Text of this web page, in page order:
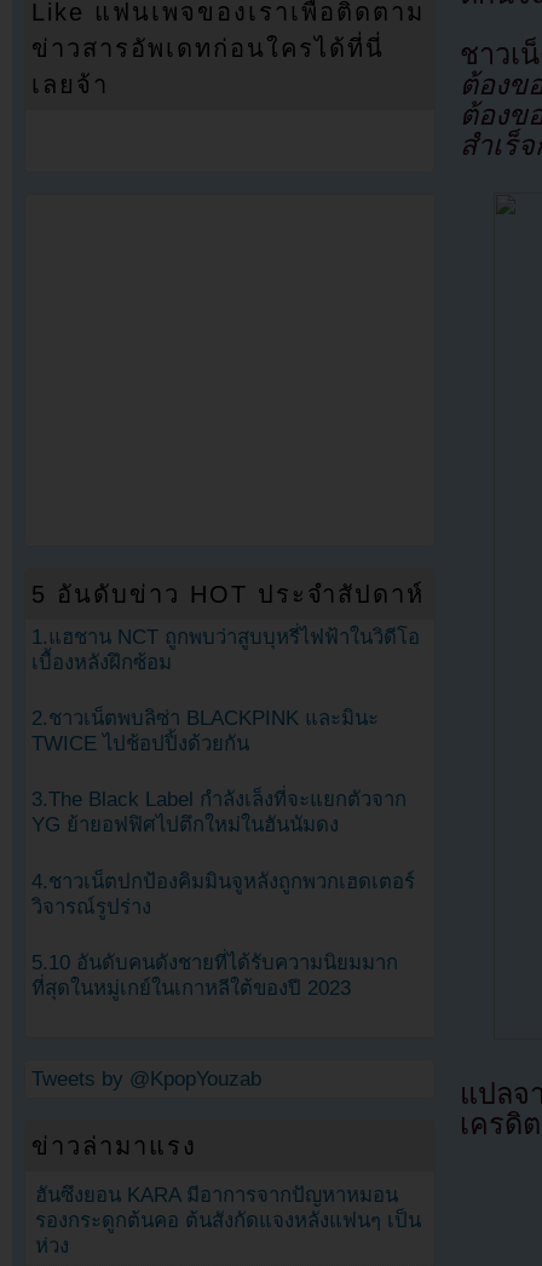
ชาวเ
ต้องข
ต้องข
สำเร็
แปล
เครดิ
Like แฟนเพจของเราเพื่อติดตาม
ข่าวสารอัพเดทก่อนใครได้ที่นี่
เลยจ้า
5 อันดับข่าว HOT ประจำสัปดาห์
1.แฮชาน NCT ถูกพบว่าสูบบุหรี่ไฟฟ้าในวิดีโอ
เบื้องหลังฝึกซ้อม
2.ชาวเน็ตพบลิซ่า BLACKPINK และมินะ
TWICE ไปช้อปปิ้งด้วยกัน
3.The Black Label กำลังเล็งที่จะแยกตัวจาก
YG ย้ายอฟฟิศไปตึกใหม่ในฮันนัมดง
4.ชาวเน็ตปกป้องคิมมินจูหลังถูกพวกเฮดเตอร์
วิจารณ์รูปร่าง
5.10 อันดับคนดังชายที่ได้รับความนิยมมาก
ที่สุดในหมู่เกย์ในเกาหลีใต้ของปี 2023
Tweets by @KpopYouzab
ข่าวล่ามาแรง
ฮันซึงยอน KARA มีอาการจากปัญหาหมอน
รองกระดูกต้นคอ ต้นสังกัดแจงหลังแฟนๆ เป็น
ห่วง